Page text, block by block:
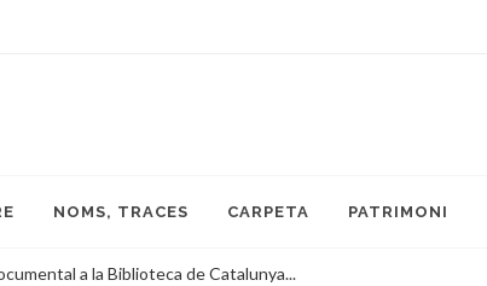
NOMS, TRACES CARPETA PATRIMONI
a la Biblioteca de Catalunya...